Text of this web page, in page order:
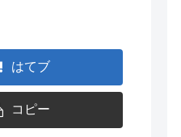
はてブ
コピー